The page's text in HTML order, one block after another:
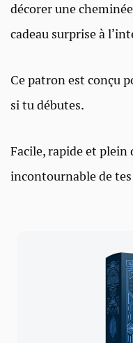
décorer une
cadeau surprise à
Ce patron est conçu
si tu débutes.
Facile, rapide et
incontournable de tes